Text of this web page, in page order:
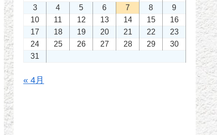
3
4 5 6 7 8
9
10
11 12 13 14 15
16
17
18 19 20 21 22
23
24
25 26 27 28 29
30
31
« 4月